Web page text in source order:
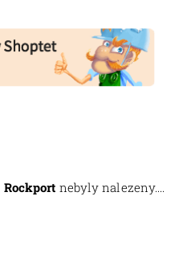
Rockport nebyly nalezeny....